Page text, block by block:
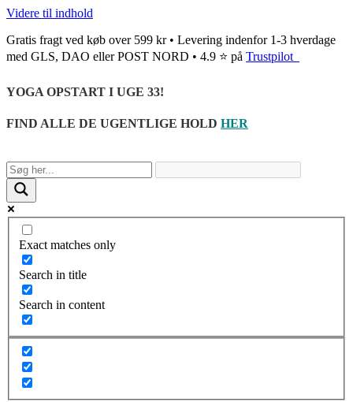
Videre til indhold
Gratis fragt ved køb over 599 kr • Levering indenfor 1-3 hverdage
med GLS, DAO eller POST NORD • 4.9 ⭐ på Trustpilot
YOGA OPSTART I UGE 33!
FIND ALLE DE UGENTLIGE HOLD HER
Exact matches only
Search in title
Search in content